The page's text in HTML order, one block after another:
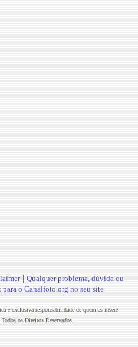
| Qualquer problema, dúvida ou
o Canalfoto.org no seu site
e exclusiva responsabilidade de quem as insere
os Direitos Reservados.